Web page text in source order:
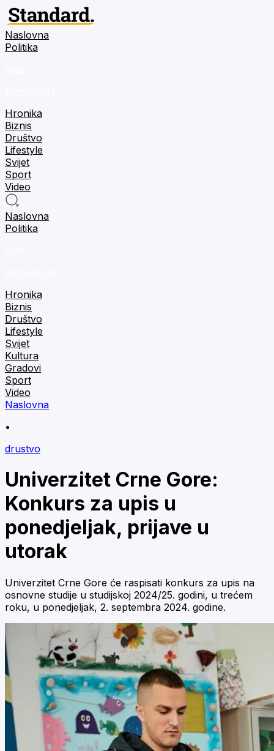
Naslovna
Politika
Hronika
Biznis
Društvo
Lifestyle
Svijet
Sport
Video
Naslovna
Politika
Hronika
Biznis
Društvo
Lifestyle
Svijet
Kultura
Gradovi
Sport
Video
Naslovna
•
drustvo
Univerzitet Crne Gore:
Konkurs za upis u
ponedjeljak, prijave u
utorak
Univerzitet Crne Gore će raspisati konkurs za upis na
osnovne studije u studijskoj 2024/25. godini, u trećem
roku, u ponedjeljak, 2. septembra 2024. godine.